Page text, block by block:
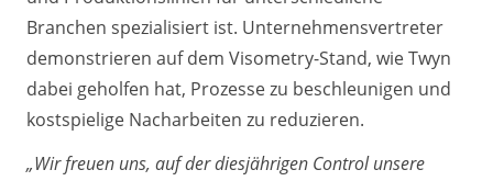
Branchen spezialisiert ist. Unternehmensvertreter
demonstrieren auf dem Visometry-Stand, wie Twyn
dabei geholfen hat, Prozesse zu beschleunigen und
kostspielige Nacharbeiten zu reduzieren.
„Wir freuen uns, auf der diesjährigen Control unsere